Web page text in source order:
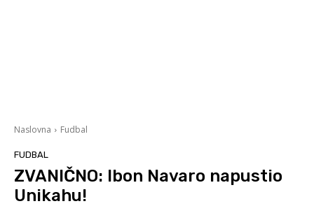
Naslovna Fudbal
FUDBAL
ZVANIČNO: Ibon Navaro napustio
Unikahu!